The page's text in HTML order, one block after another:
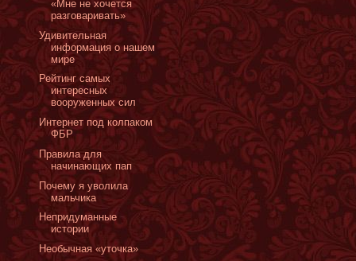
«Мне не хочется
разговаривать»
Удивительная
информация о нашем
мире
Рейтинг самых
интересных
вооруженных сил
Интернет под колпаком
ФБР
Правила для
начинающих пап
Почему я уволила
мальчика
Непридуманные
истории
Необычная «уточка»